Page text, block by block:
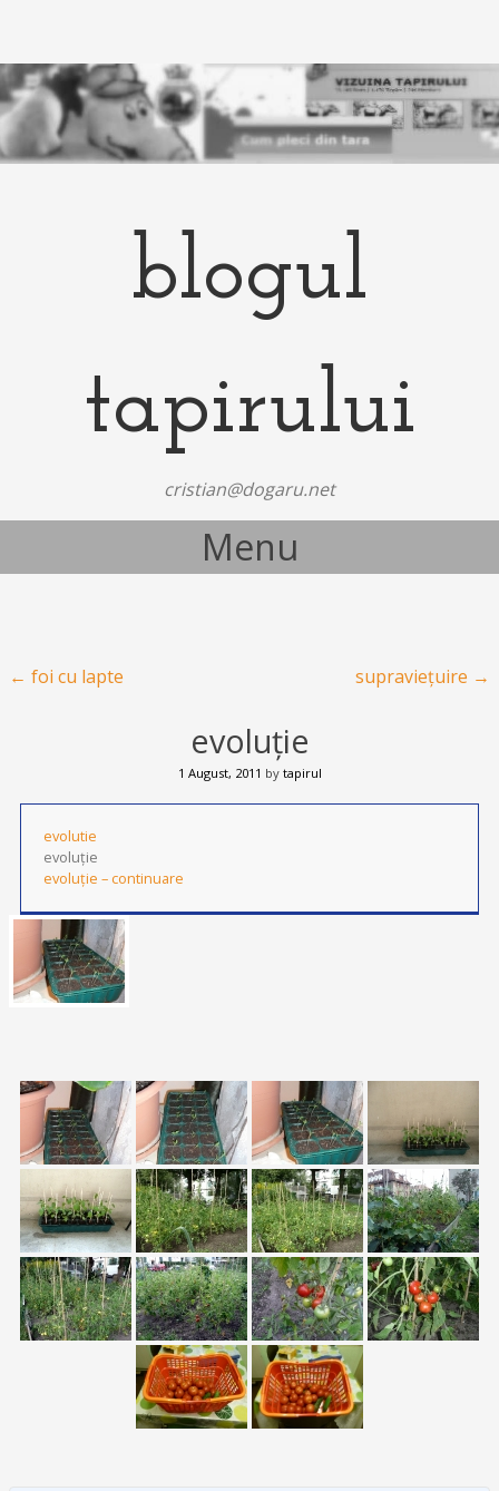
blogul
tapirului
cristian@dogaru.net
Menu
Post navigation
← foi cu lapte supraviețuire →
evoluție
1 August, 2011 by tapirul
evolutie
evoluție
evoluție – continuare